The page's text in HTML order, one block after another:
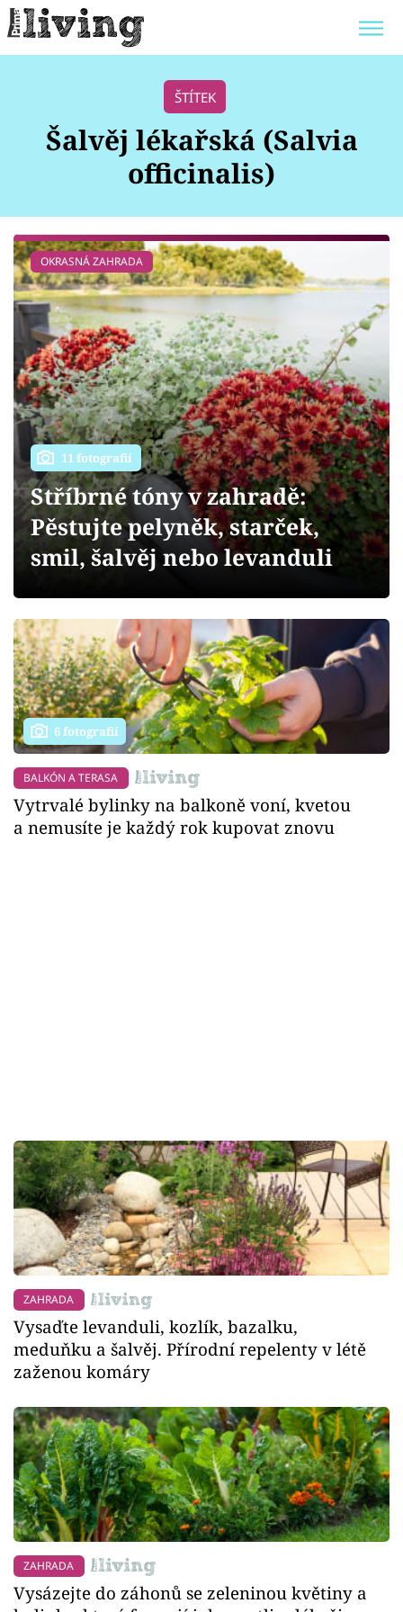
POKOJOVÉ KVĚTINY
ZAHRADA
Bydlení
Zahrada
Design
Sledujte prima+
Přihlášení
Sledujte nás
ŠTÍTEK
Šalvěj lékařská (Salvia
officinalis)
OKRASNÁ ZAHRADA
11 fotografií
Stříbrné tóny v zahradě:
Pěstujte pelyněk, starček,
smil, šalvěj nebo levanduli
6 fotografií
BALKÓN A TERASA
Vytrvalé bylinky na balkoně voní, kvetou
a nemusíte je každý rok kupovat znovu
ZAHRADA
Vysaďte levanduli, kozlík, bazalku,
meduňku a šalvěj. Přírodní repelenty v létě
zaženou komáry
ZAHRADA
Vysázejte do záhonů se zeleninou květiny a